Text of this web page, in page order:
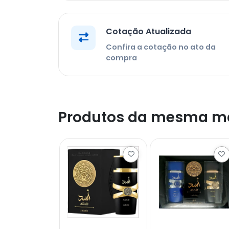
Cotação Atualizada
Confira a cotação no ato da
compra
Produtos da mesma